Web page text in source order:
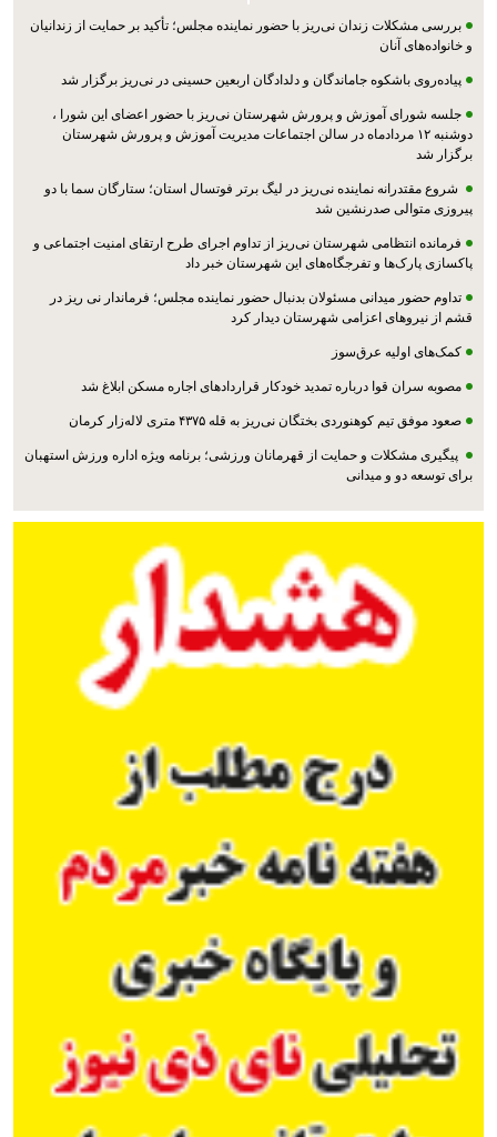
بررسی مشکلات زندان نی‌ریز با حضور نماینده مجلس؛ تأکید بر حمایت از زندانیان
و خانواده‌های آنان
پیاده‌روی باشکوه جاماندگان و دلدادگان اربعین حسینی در نی‌ریز برگزار شد
جلسه شورای آموزش و پرورش شهرستان نی‌ریز با حضور اعضای این شورا ،
دوشنبه ۱۲ مردادماه در سالن اجتماعات مدیریت آموزش و پرورش شهرستان
برگزار شد
شروع مقتدرانه نماینده نی‌ریز در لیگ برتر فوتسال استان؛ ستارگان سما با دو
پیروزی متوالی صدرنشین شد
فرمانده انتظامی شهرستان نی‌ریز از تداوم اجرای طرح ارتقای امنیت اجتماعی و
پاکسازی پارک‌ها و تفرجگاه‌های این شهرستان خبر داد
تداوم حضور میدانی مسئولان بدنبال حضور نماینده مجلس؛ فرماندار نی ریز در
قشم از نیروهای اعزامی شهرستان دیدار کرد
کمک‌های اولیه عرق‌سوز
مصوبه سران قوا درباره تمدید خودکار قراردادهای اجاره مسکن ابلاغ شد
صعود موفق تیم کوهنوردی بختگان نی‌ریز به قله ۴۳۷۵ متری لاله‌زار کرمان
پیگیری مشکلات و حمایت از قهرمانان ورزشی؛ برنامه ویژه اداره ورزش استهبان
برای توسعه دو و میدانی